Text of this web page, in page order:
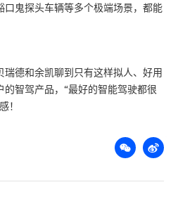
口鬼探头车辆等多个极端场景，都能
德和余凯聊到只有这样拟人、好用
智驾产品，“最好的智能驾驶都很
丝滑无感！